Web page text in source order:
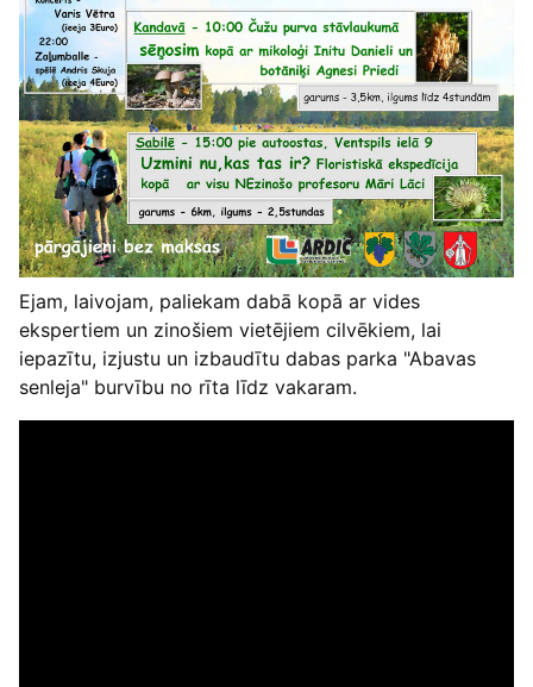
Ejam, laivojam, paliekam dabā kopā ar vides
ekspertiem un zinošiem vietējiem cilvēkiem, lai
iepazītu, izjustu un izbaudītu dabas parka "Abavas
senleja" burvību no rīta līdz vakaram.